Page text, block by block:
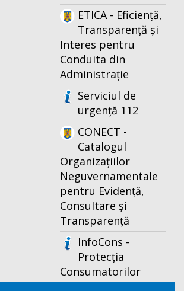
ETICA - Eficiență,
Transparență și
Interes pentru
Conduita din
Administrație
Serviciul de
urgență 112
CONECT -
Catalogul
Organizațiilor
Neguvernamentale
pentru Evidență,
Consultare și
Transparență
InfoCons -
Protecția
Consumatorilor